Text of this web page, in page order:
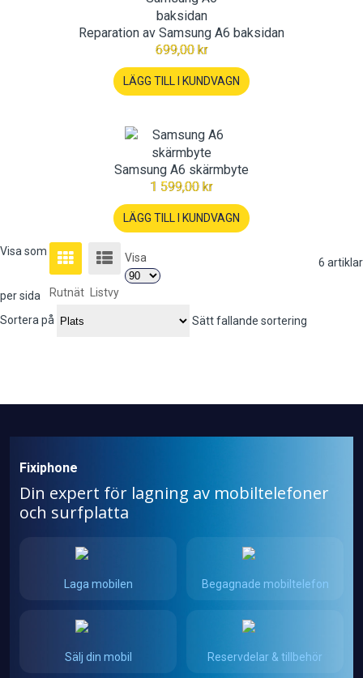
Reparation av Samsung A6 baksidan
699,00 kr
LÄGG TILL I KUNDVAGN
Samsung A6 skärmbyte
1 599,00 kr
LÄGG TILL I KUNDVAGN
Visa som
Rutnät Listvy
6 artiklar
Visa
per sida
Sortera på
Sätt fallande sortering
Fixiphone
Din expert för lagning av mobiltelefoner
och surfplatta
Laga mobilen Begagnade mobiltelefon
Sälj din mobil Reservdelar & tillbehör